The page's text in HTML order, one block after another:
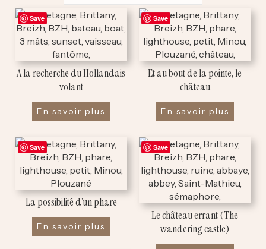
Save
A la recherche du Hollandais
volant
En savoir plus
Ce
produit
a
plusieurs
variations.
Les
options
peuvent
être
sur
la
page
du
produit
Save
Et au bout de la pointe, le
château
En savoir plus
Ce
produit
a
plusieurs
variations.
Les
options
peuvent
être
sur
la
page
du
produit
Save
La possibilité d’un phare
En savoir plus
Ce
produit
a
plusieurs
variations.
Les
options
peuvent
Save
Le château errant (The
wandering castle)
Ce
produit
a
plusieurs
variations.
Les
options
peuvent